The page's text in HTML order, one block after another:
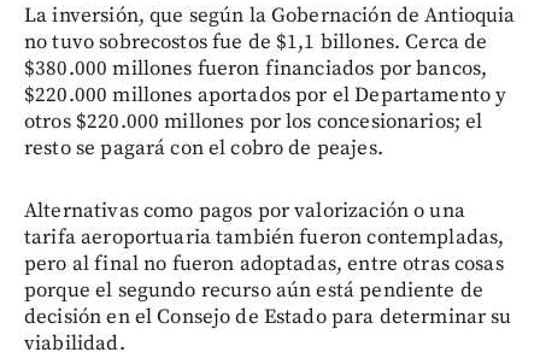
La inversión, que según la Gobernación de Antioquia
no tuvo sobrecostos fue de $1,1 billones. Cerca de
$380.000 millones fueron financiados por bancos,
$220.000 millones aportados por el Departamento y
otros $220.000 millones por los concesionarios; el
resto se pagará con el cobro de peajes.
Alternativas como pagos por valorización o una
tarifa aeroportuaria también fueron contempladas,
pero al final no fueron adoptadas, entre otras cosas
porque el segundo recurso aún está pendiente de
decisión en el Consejo de Estado para determinar su
viabilidad.